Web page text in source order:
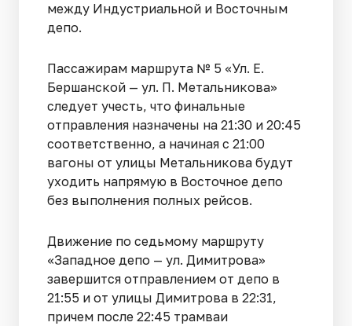
между Индустриальной и Восточным
депо.
Пассажирам маршрута № 5 «Ул. Е.
Бершанской — ул. П. Метальникова»
следует учесть, что финальные
отправления назначены на 21:30 и 20:45
соответственно, а начиная с 21:00
вагоны от улицы Метальникова будут
уходить напрямую в Восточное депо
без выполнения полных рейсов.
Движение по седьмому маршруту
«Западное депо — ул. Димитрова»
завершится отправлением от депо в
21:55 и от улицы Димитрова в 22:31,
причем после 22:45 трамваи